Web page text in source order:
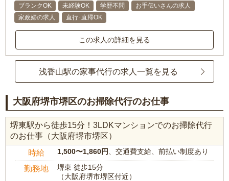
ブランクOK
未経験OK 学歴不問
お手伝いさんの求人
家政婦の求人
直行･直帰OK
この求人の詳細を見る
浅香山駅の家事代行の求人一覧を見る
大阪府堺市堺区のお掃除代行のお仕事
堺東駅から徒歩15分！3LDKマンションでのお掃除代行
のお仕事（大阪府堺市堺区）
時給 1,500〜1,860円 、交通費支給、前払い制度あり
勤務地
堺東 徒歩15分
（大阪府堺市堺区付近）